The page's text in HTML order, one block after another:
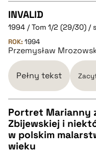
CZYSTY TEKST
pobierz cytat
pobierz cytat
INVALID
1994 / Tom 1/2 (29/30) /
ROK: 1994
Przemysław
Pełny tekst
CZYSTY TEKST
Portret Marianny
Zbijewskiej i
w polskim
wieku